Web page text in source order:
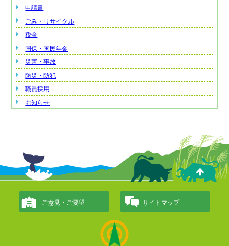
申請書
ごみ・リサイクル
税金
国保・国民年金
災害・事故
防災・防犯
職員採用
お知らせ
ご意見・ご要望 サイトマップ